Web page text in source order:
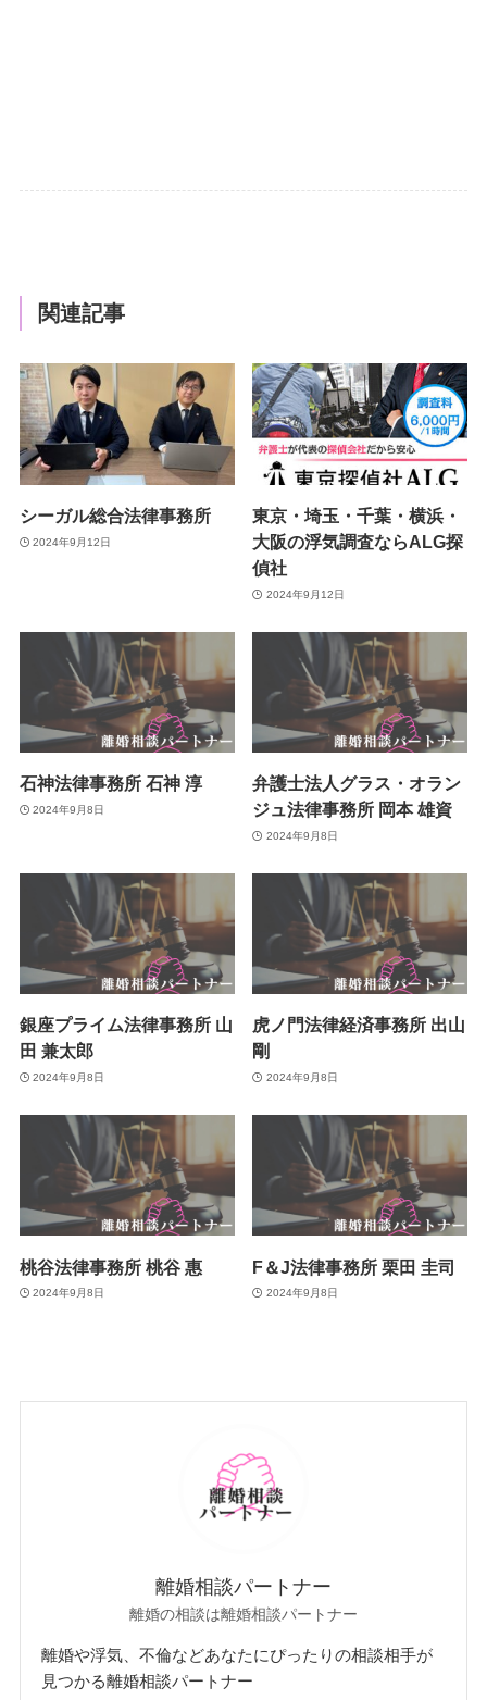
関連記事
シーガル総合法律事務所
2024年9月12日
東京・埼玉・千葉・横浜・
大阪の浮気調査ならALG探
偵社
2024年9月12日
石神法律事務所 石神 淳
2024年9月8日
弁護士法人グラス・オラン
ジュ法律事務所 岡本 雄資
2024年9月8日
銀座プライム法律事務所 山
田 兼太郎
2024年9月8日
虎ノ門法律経済事務所 出山
剛
2024年9月8日
桃谷法律事務所 桃谷 惠
2024年9月8日
F＆J法律事務所 栗田 圭司
2024年9月8日
離婚相談パートナー
離婚の相談は離婚相談パートナー
離婚や浮気、不倫などあなたにぴったりの相談相手が
見つかる離婚相談パートナー